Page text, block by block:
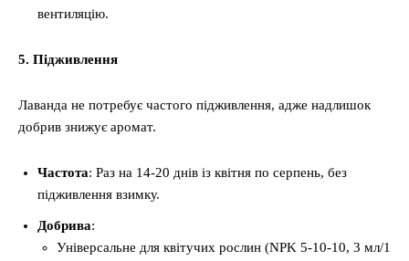
вентиляцію.
5. Підживлення
Лаванда не потребує частого підживлення, адже надлишок
добрив знижує аромат.
Частота: Раз на 14-20 днів із квітня по серпень, без
підживлення взимку.
Добрива:
Універсальне для квітучих рослин (NPK 5-10-10, 3 мл/1